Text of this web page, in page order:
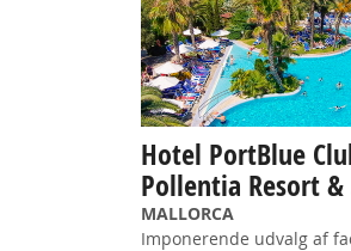
Hotel PortBlue
Pollentia Resort &
MALLORCA
Imponerende udvalg af